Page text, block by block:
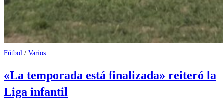
Fútbol / Varios
«La temporada está finalizada» reiteró la
Liga infantil